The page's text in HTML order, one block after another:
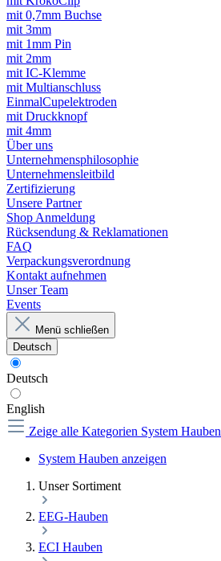
mit 0,7mm Buchse
mit 3mm
mit 1mm Pin
mit 2mm
mit IC-Klemme
mit Multianschluss
EinmalCupelektroden
mit Druckknopf
mit 4mm
Über uns
Unternehmensphilosophie
Unternehmensleitbild
Zertifizierung
Unsere Partner
Shop Anmeldung
Rücksendung & Reklamationen
FAQ
Verpackungsverordnung
Kontakt aufnehmen
Unser Team
Events
Menü schließen
Deutsch
Deutsch
English
Zeige alle Kategorien System Hauben
System Hauben anzeigen
Unser Sortiment
EEG-Hauben
ECI Hauben